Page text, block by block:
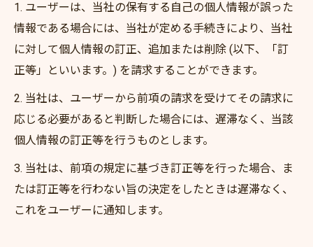
1. ユーザーは、当社の保有する自己の個人情報が誤った
情報である場合には、当社が定める手続きにより、当社
に対して個人情報の訂正、追加または削除 (以下、「訂
正等」といいます。) を請求することができます。
2. 当社は、ユーザーから前項の請求を受けてその請求に
応じる必要があると判断した場合には、遅滞なく、当該
個人情報の訂正等を行うものとします。
3. 当社は、前項の規定に基づき訂正等を行った場合、ま
たは訂正等を行わない旨の決定をしたときは遅滞なく、
これをユーザーに通知します。